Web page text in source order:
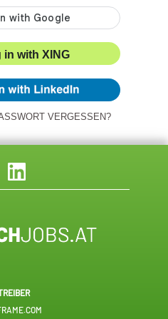
in with XING
VERGESSEN?